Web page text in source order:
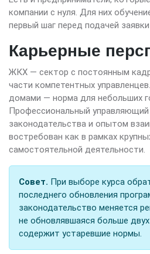
компании с нуля. Для них
первый шаг перед подачей
Карьерные
ЖКХ — сектор с постоянным
части компетентных
домами — норма для небольших
Профессиональный
законодательства и опытом
востребован как в рамках
самостоятельной деятельности.
Совет. При выборе курса
последнего обновления
законодательство меняется
не обновлявшаяся больше
содержит устаревшие нормы.